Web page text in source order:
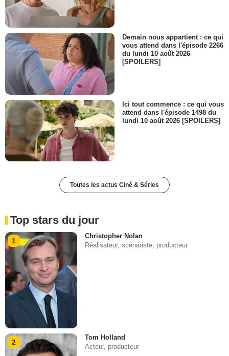
Demain nous appartient : ce qui
vous attend dans l'épisode 2266
du lundi 10 août 2026
[SPOILERS]
Ici tout commence : ce qui vous
attend dans l'épisode 1498 du
lundi 10 août 2026 [SPOILERS]
Toutes les actus Ciné & Séries
Top stars du jour
1
Christopher Nolan
Réalisateur, scénariste, producteur
2
Tom Holland
Acteur, producteur